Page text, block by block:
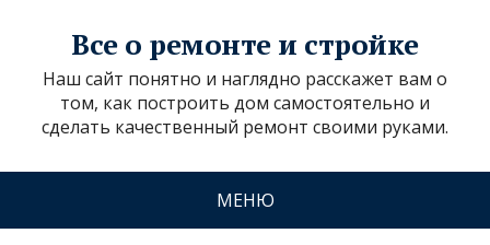
Все о ремонте и стройке
Наш сайт понятно и наглядно расскажет вам о
том, как построить дом самостоятельно и
сделать качественный ремонт своими руками.
МЕНЮ